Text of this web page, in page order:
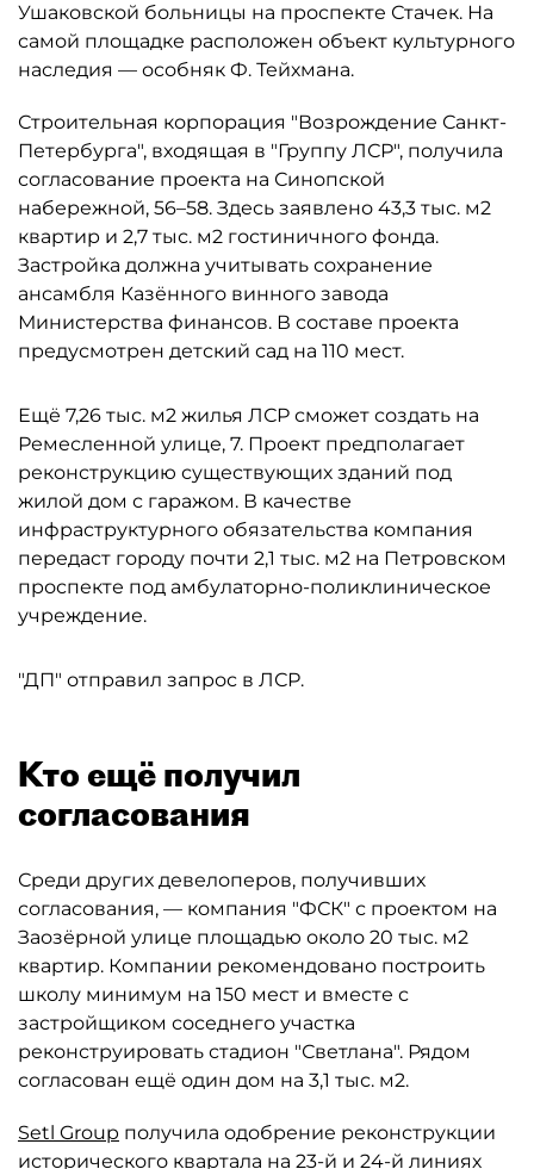
Ушаковской больницы на проспекте Стачек. На
самой площадке расположен объект культурного
наследия — особняк Ф. Тейхмана.
Строительная корпорация "Возрождение Санкт-
Петербурга", входящая в "Группу ЛСР", получила
согласование проекта на Синопской
набережной, 56–58. Здесь заявлено 43,3 тыс. м2
квартир и 2,7 тыс. м2 гостиничного фонда.
Застройка должна учитывать сохранение
ансамбля Казённого винного завода
Министерства финансов. В составе проекта
предусмотрен детский сад на 110 мест.
Ещё 7,26 тыс. м2 жилья ЛСР сможет создать на
Ремесленной улице, 7. Проект предполагает
реконструкцию существующих зданий под
жилой дом с гаражом. В качестве
инфраструктурного обязательства компания
передаст городу почти 2,1 тыс. м2 на Петровском
проспекте под амбулаторно-поликлиническое
учреждение.
"ДП" отправил запрос в ЛСР.
Кто ещё получил
согласования
Среди других девелоперов, получивших
согласования, — компания "ФСК" с проектом на
Заозёрной улице площадью около 20 тыс. м2
квартир. Компании рекомендовано построить
школу минимум на 150 мест и вместе с
застройщиком соседнего участка
реконструировать стадион "Светлана". Рядом
согласован ещё один дом на 3,1 тыс. м2.
Setl Group получила одобрение реконструкции
исторического квартала на 23-й и 24-й линиях